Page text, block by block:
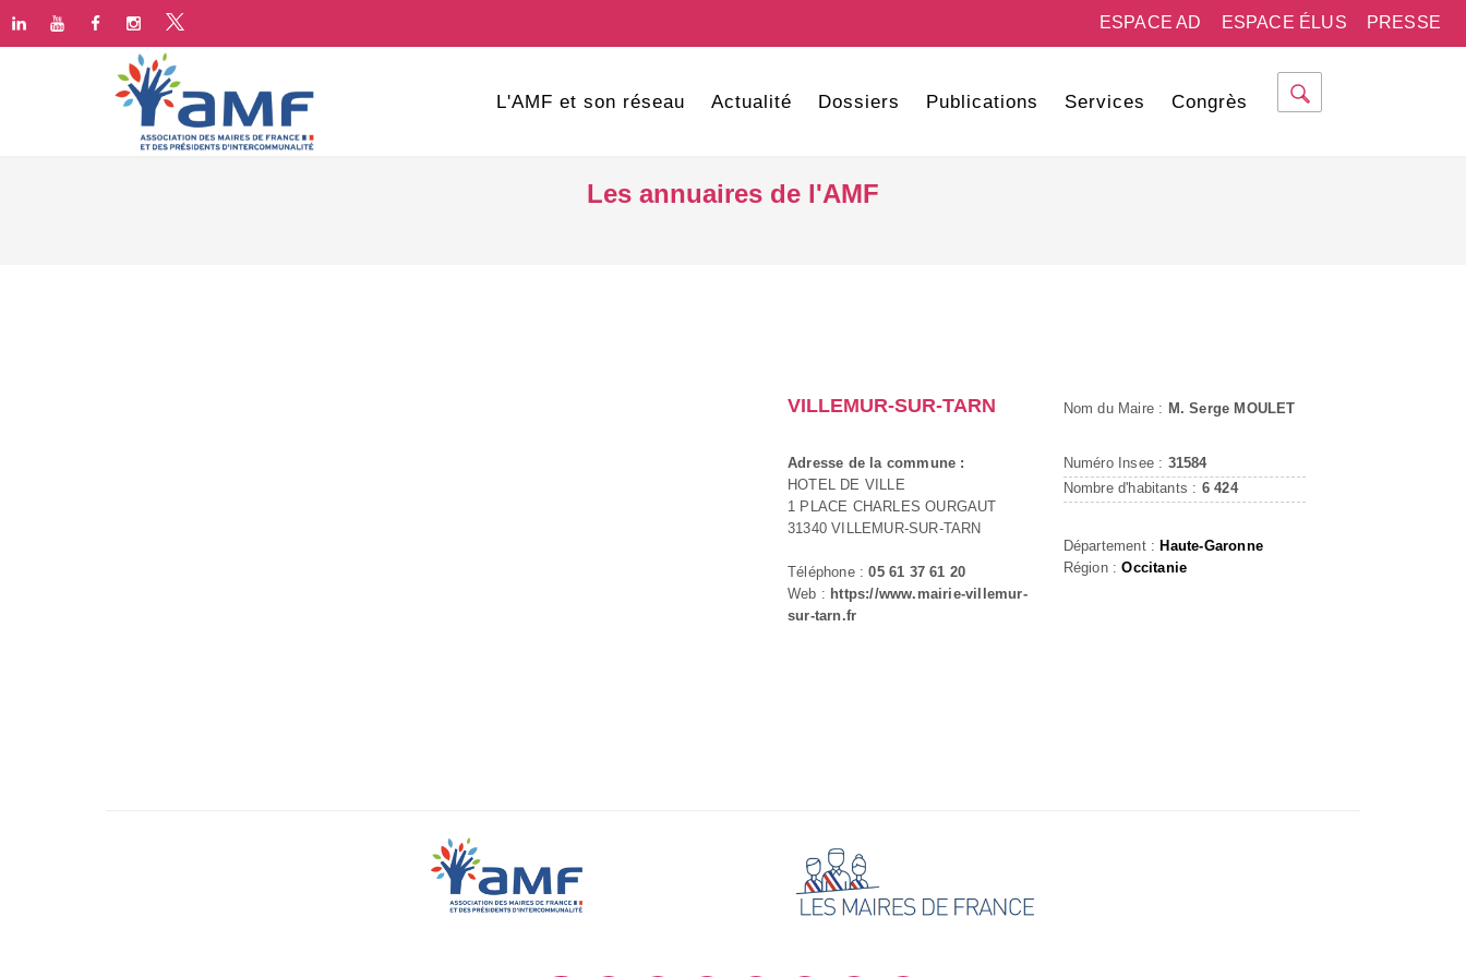
PRESSE
ESPACE ÉLUS
ESPACE AD
L'AMF et son réseau Actualité Dossiers Publications Services Congrès
Les annuaires de l'AMF
VILLEMUR-SUR-TARN
Adresse de la commune :
HOTEL DE VILLE
1 PLACE CHARLES OURGAUT
31340 VILLEMUR-SUR-TARN
Téléphone :05 61 37 61 20
Web : https://www.mairie-villemur-
sur-tarn.fr
Nom du Maire : M. Serge MOULET
Numéro Insee : 31584
Nombre d'habitants : 6 424
Département : Haute-Garonne
Région :Occitanie